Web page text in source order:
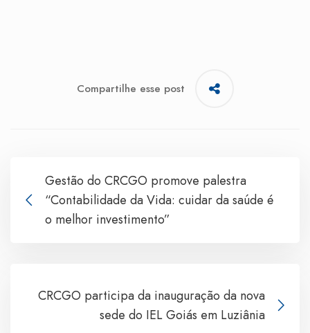
Compartilhe esse post
Gestão do CRCGO promove palestra
“Contabilidade da Vida: cuidar da saúde é
o melhor investimento”
CRCGO participa da inauguração da nova
sede do IEL Goiás em Luziânia